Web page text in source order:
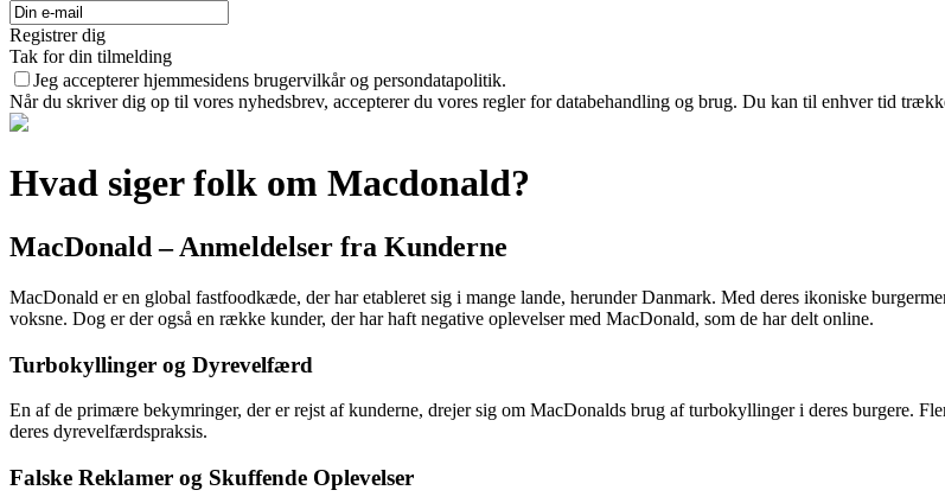
Registrer dig
Tak for din tilmelding
Jeg accepterer hjemmesidens brugervilkår og persondatapolitik.
Når du skriver dig op til vores nyhedsbrev, accepterer du vores regler for databehandling og brug. Du kan til enhver tid
Hvad siger folk om Macdonald?
MacDonald – Anmeldelser fra Kunderne
MacDonald er en global fastfoodkæde, der har etableret sig i mange lande, herunder Danmark. Med deres ikoniske
voksne. Dog er der også en række kunder, der har haft negative oplevelser med MacDonald, som de har delt online.
Turbokyllinger og Dyrevelfærd
En af de primære bekymringer, der er rejst af kunderne, drejer sig om MacDonalds brug af turbokyllinger i deres burgere.
deres dyrevelfærdspraksis.
Falske Reklamer og Skuffende Oplevelser